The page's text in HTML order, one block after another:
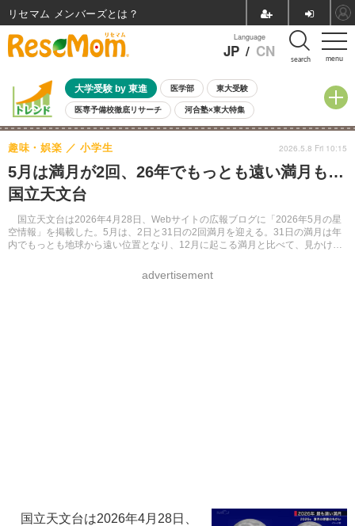
menu
Language
JP / CN search
大学受験 by 東進 医学部 東大受験
医専予備校徹底リサーチ 河合塾×東大特集
親子で考える大学選び 高校受験 中学受験 小学校受験
共通テスト 夏休み
8月開催イベント・WS 全国公立高校 過去問 人気記事
自由研究教材（小学生向け）
5月は満月が2回、26年でもっとも遠い満月も…
国立天文台
国立天文台は2026年4月28日、Webサイトの広報ブログに「2026年5月の星
空情報」を掲載した。5月は、2日と31日の2回満月を迎える。31日の満月は年
内でもっとも地球から遠い位置となり、12月に起こる満月と比べて、見かけの
趣味・娯楽 小学生
advertisement
2026.5.8 Fri 10:15
国立天文台は2026年4月28日、
リセマム メンバーズ